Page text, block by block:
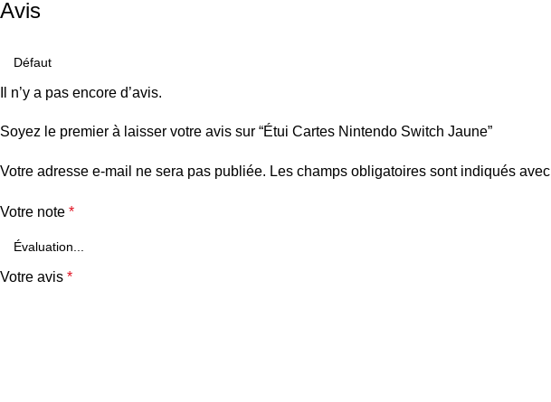
Avis
Il n’y a pas encore d’avis.
Soyez le premier à laisser votre avis sur “Étui Cartes Nintendo Switch Jaune”
Votre adresse e-mail ne sera pas publiée. Les champs obligatoires sont indiqués avec
Votre note *
Votre avis *